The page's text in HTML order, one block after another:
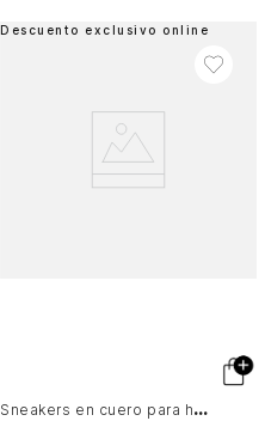
Descuento exclusivo online
S
neakers en cuero para hombre Ocean